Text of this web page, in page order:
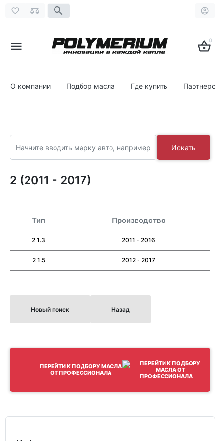
0
О компании Подбор масла Где купить
Искать
2 (2011 - 2017)
Тип Производство
2 1.3 2011 - 2016
2 1.5 2012 - 2017
Новый поиск Назад
ПЕРЕЙТИ К ПОДБОРУ МАСЛА
ОТ ПРОФЕССИОНАЛА